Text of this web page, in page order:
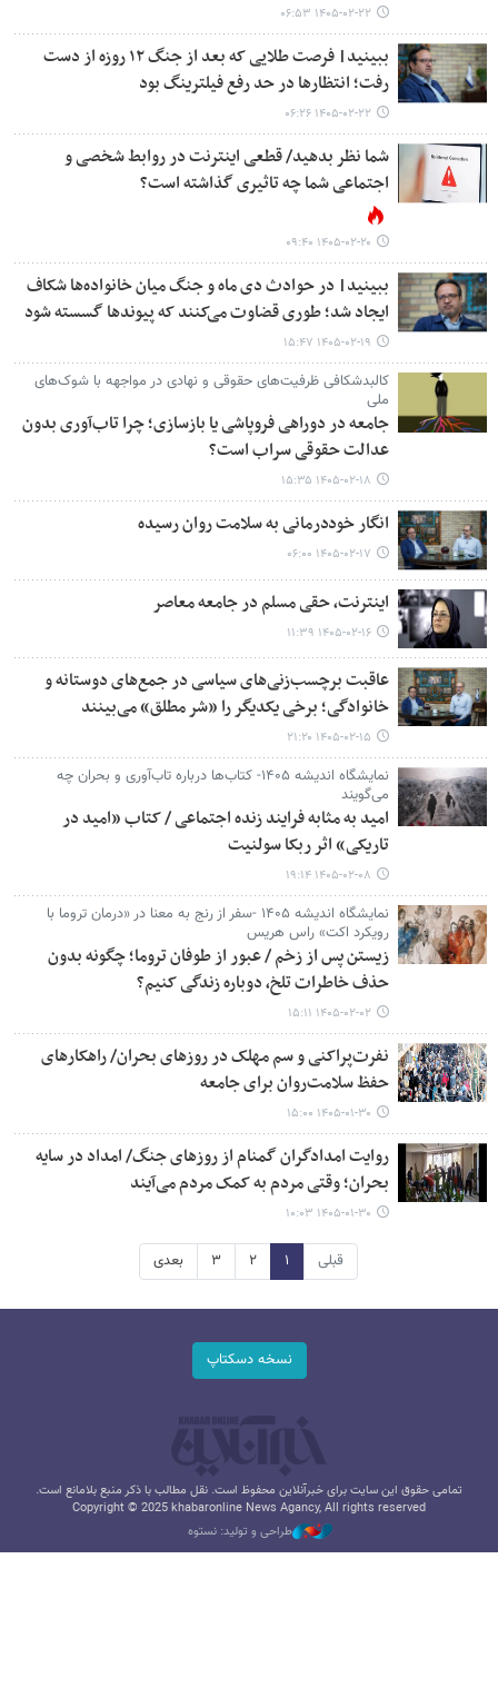
۱۴۰۵-۰۲-۲۲ ۰۶:۵۳
ببینید| فرصت طلایی که بعد از جنگ ۱۲ روزه از دست
رفت؛ انتظارها در حد رفع فیلترینگ بود
۱۴۰۵-۰۲-۲۲ ۰۶:۲۶
شما نظر بدهید/ قطعی اینترنت در روابط شخصی و
اجتماعی شما چه تاثیری گذاشته است؟
۱۴۰۵-۰۲-۲۰ ۰۹:۴۰
ببینید| در حوادث دی ماه و جنگ میان خانواده‌ها شکاف
ایجاد شد؛ طوری قضاوت می‌کنند که پیوندها گسسته شود
۱۴۰۵-۰۲-۱۹ ۱۵:۴۷
کالبدشکافی ظرفیت‌های حقوقی و نهادی در مواجهه با شوک‌های
ملی
جامعه در دوراهی فروپاشی یا بازسازی؛ چرا تاب‌آوری بدون
عدالت حقوقی سراب است؟
۱۴۰۵-۰۲-۱۸ ۱۵:۳۵
انگار خوددرمانی به سلامت روان رسیده
۱۴۰۵-۰۲-۱۷ ۰۶:۰۰
اینترنت، حقی مسلم در جامعه معاصر
۱۴۰۵-۰۲-۱۶ ۱۱:۳۹
عاقبت برچسب‌زنی‌های سیاسی در جمع‌های دوستانه و
خانوادگی؛ برخی یکدیگر را «شر مطلق» می‌بینند
۱۴۰۵-۰۲-۱۵ ۲۱:۲۰
نمایشگاه اندیشه ۱۴۰۵- کتاب‌ها درباره تاب‌آوری و بحران چه
می‌گویند
امید به مثابه فرایند زنده اجتماعی / کتاب «امید در
تاریکی» اثر ربکا سولنیت
۱۴۰۵-۰۲-۰۸ ۱۹:۱۴
نمایشگاه اندیشه ۱۴۰۵ -سفر از رنج به معنا در «درمان تروما با
رویکرد اکت» راس هریس
زیستن پس از زخم / عبور از طوفان تروما؛ چگونه بدون
حذف خاطرات تلخ، دوباره زندگی کنیم؟
۱۴۰۵-۰۲-۰۲ ۱۵:۱۱
نفرت‌پراکنی و سم مهلک در روزهای بحران/ راهکارهای
حفظ سلامت‌روان برای جامعه
۱۴۰۵-۰۱-۳۰ ۱۵:۰۰
روایت امدادگران گمنام از روزهای جنگ/ امداد در سایه
بحران؛ وقتی مردم به کمک مردم می‌آیند
۱۴۰۵-۰۱-۳۰ ۱۰:۰۳
قبلی ۱ ۲ ۳ بعدی
نسخه دسکتاپ
تمامی حقوق این سایت برای خبرآنلاین محفوظ است. نقل مطالب با ذکر منبع بلامانع است.
Copyright © 2025 khabaronline News Agancy, All rights reserved
طراحی و تولید: نستوه